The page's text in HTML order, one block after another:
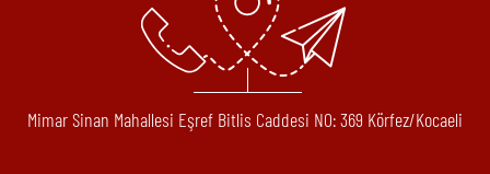
Mimar Sinan Mahallesi Eşref Bitlis Caddesi N0: 369 Körfez/Kocaeli